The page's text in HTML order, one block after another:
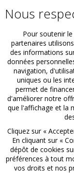
Nous
Pour soutenir
partenaires
des informations
données
navigation,
uniques ou les
permet de
d'améliorer notre
que l'affichage et la
Cliquez sur «
En cliquant sur «
dépôt de cookies
préférences à tout
vos droits et nos